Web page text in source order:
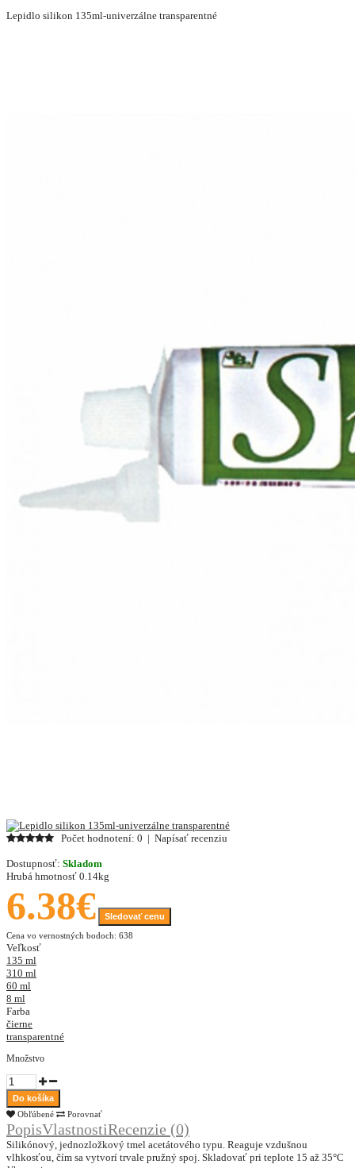
Lepidlo silikon 135ml-univerzálne transparentné
Počet hodnotení: 0 | Napísať recenziu
Dostupnosť: Skladom
Hrubá hmotnosť 0.14kg
6.38€
Sledovať cenu
Cena vo vernostných bodoch: 638
Veľkosť
135 ml
310 ml
60 ml
8 ml
Farba
čierne
transparentné
Množstvo
Obľúbené Porovnať
PopisVlastnostiRecenzie (0)
Silikónový, jednozložkový tmel acetátového typu. Reaguje vzdušnou
vlhkosťou, čím sa vytvorí trvale pružný spoj. Skladovať pri teplote 15 až 35°C